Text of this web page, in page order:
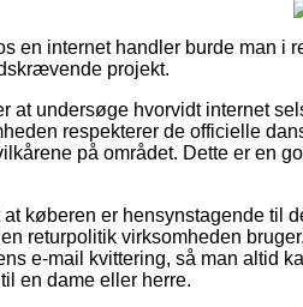
en internet handler burde man
projekt.
at undersøge hvorvidt internet
respekterer de officielle
på området. Dette er en
at køberen er hensynstagende til
returpolitik virksomheden
e-mail kvittering, så man altid
en dame eller herre.